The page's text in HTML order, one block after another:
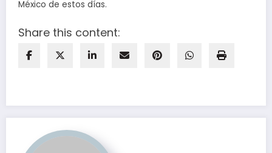
México de estos días.
Share this content: